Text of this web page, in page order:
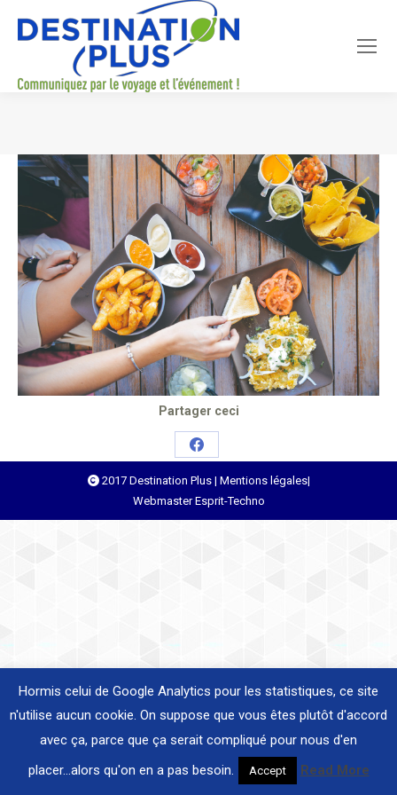
Partager ceci
Share
on
Facebook
2017 Destination Plus | Mentions légales|
WebmasterEsprit-Techno
Hormis celui de Google Analytics pour les statistiques, ce site
n'utilise aucun cookie. On suppose que vous êtes plutôt d'accord
avec ça, parce que ça serait compliqué pour nous d'en
placer...alors qu'on en a pas besoin.
Accept Read More